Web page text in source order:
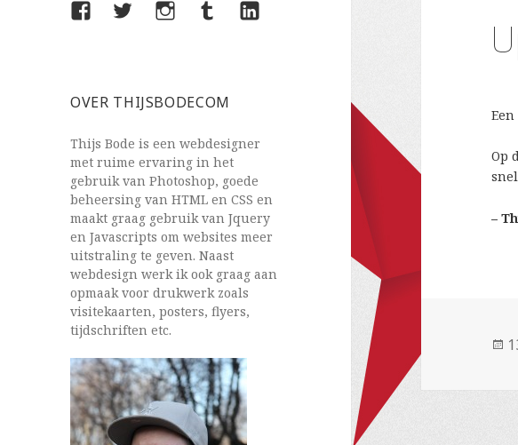
FacebookTwitterInstagramTumblrLinkedIn
OVER THIJSBODECOM
Thijs Bode is een webdesigner
met ruime ervaring in het
gebruik van Photoshop, goede
beheersing van HTML en CSS en
maakt graag gebruik van Jquery
en Javascripts om websites meer
uitstraling te geven. Naast
webdesign werk ik ook graag aan
opmaak voor drukwerk zoals
visitekaarten, posters, flyers,
tijdschriften etc.
Op
–